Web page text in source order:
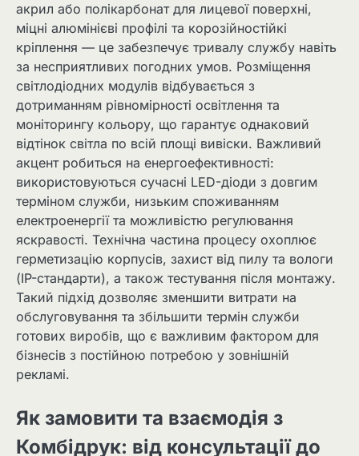
акрил або полікарбонат для лицевої поверхні,
міцні алюмінієві профілі та корозійностійкі
кріплення — це забезпечує тривалу службу навіть
за несприятливих погодних умов. Розміщення
світлодіодних модулів відбувається з
дотриманням рівномірності освітлення та
моніторингу кольору, що гарантує однаковий
відтінок світла по всій площі вивіски. Важливий
акцент робиться на енергоефективності:
використовуються сучасні LED-діоди з довгим
терміном служби, низьким споживанням
електроенергії та можливістю регулювання
яскравості. Технічна частина процесу охоплює
герметизацію корпусів, захист від пилу та вологи
(IP-стандарти), а також тестування після монтажу.
Такий підхід дозволяє зменшити витрати на
обслуговування та збільшити термін служби
готових виробів, що є важливим фактором для
бізнесів з постійною потребою у зовнішній
рекламі.
Як замовити та взаємодія з
Комбідрук: від консультації до